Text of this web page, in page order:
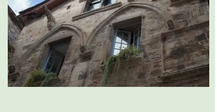
en onder te dompelen in hetdagelijks leven van de
mijnwerkers. Het museum dompelt bezoekers onder
in de wereld van de mijnbouw, met zijn specifieke
kenmerken en zeer speciale sfeer.